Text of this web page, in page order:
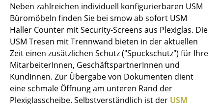
Gartentische
Servierwagen
Einzelteile
... alle Tische
Aufbewahren
Neben zahlreichen individuell konfigurierbaren USM
Büromöbeln finden Sie bei smow ab sofort USM
Haller Counter mit Security-Screens aus Plexiglas. Die
USM Tresen mit Trennwand bieten in der aktuellen
Zeit einen zusätzlichen Schutz ("Spuckschutz") für Ihre
MitarbeiterInnen, GeschäftspartnerInnen und
KundInnen. Zur Übergabe von Dokumenten dient
eine schmale Öffnung am unteren Rand der
Plexiglasscheibe. Selbstverständlich ist der USM